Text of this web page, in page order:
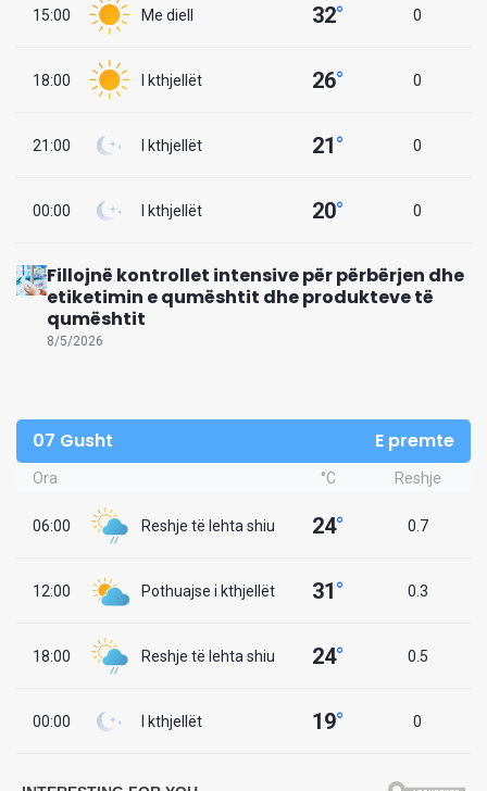
15:00 Me diell 32° 0
18:00 I kthjellët 26° 0
21:00 I kthjellët 21° 0
00:00 I kthjellët 20° 0
Fillojnë kontrollet intensive për përbërjen dhe
etiketimin e qumështit dhe produkteve të
qumështit
8/5/2026
07 Gusht E premte
Ora °C Reshje
06:00 Reshje të lehta shiu 24° 0.7
12:00 Pothuajse i kthjellët 31° 0.3
18:00 Reshje të lehta shiu 24° 0.5
00:00 I kthjellët 19° 0